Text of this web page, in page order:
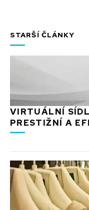
STARŠÍ ČLÁNKY
VIRTUÁLNÍ
PRESTIŽNÍ A